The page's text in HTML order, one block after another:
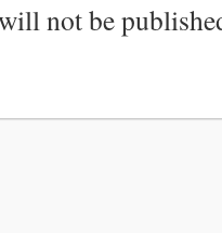
not be